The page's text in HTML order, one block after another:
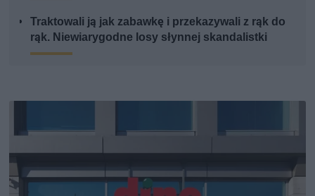
Traktowali ją jak zabawkę i przekazywali z rąk do
rąk. Niewiarygodne losy słynnej skandalistki